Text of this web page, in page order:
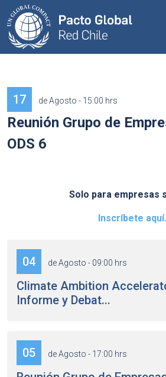
17 de Agosto - 15:00 hrs
Reunión Grupo de
ODS 6
Solo para empresas
Inscríbete aquí.
04 de Agosto - 09:00 hrs
Climate Ambition
Informe y Debat...
05 de Agosto - 17:00 hrs